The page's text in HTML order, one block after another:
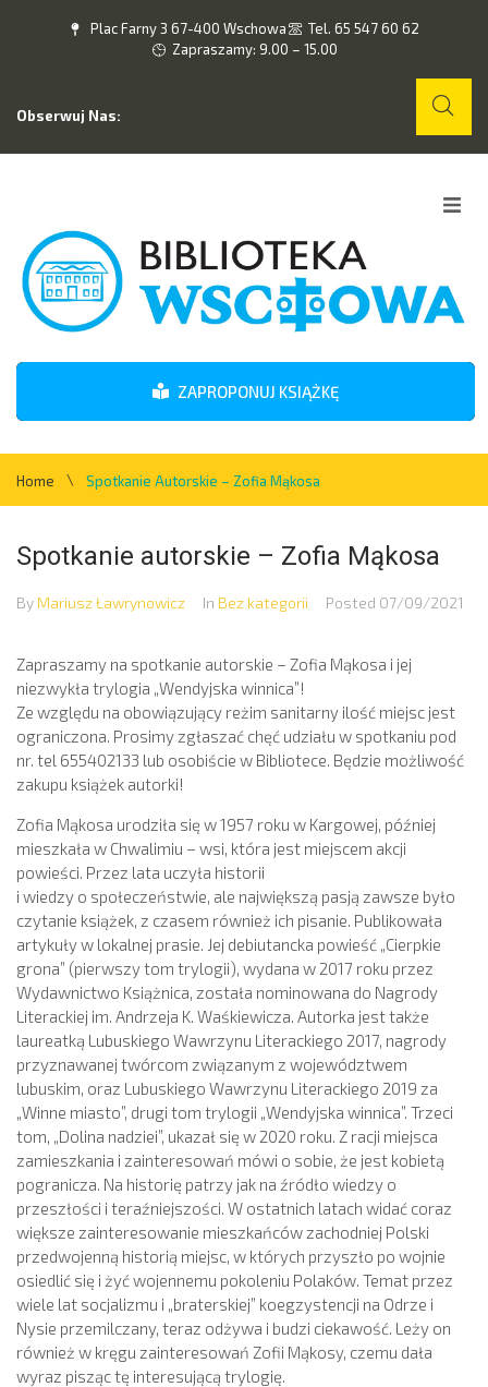
Plac Farny 3 67-400 Wschowa
Tel. 65 547 60 62
Zapraszamy: 9.00 – 15.00
Obserwuj Nas:
O nas
Wydarzenia
Kontakt
ZAPROPONUJ KSIĄŻKĘ
Home \ Spotkanie Autorskie – Zofia Mąkosa
Spotkanie autorskie – Zofia Mąkosa
By Mariusz Ławrynowicz In Bez kategorii Posted 07/09/2021
Zapraszamy na spotkanie autorskie – Zofia Mąkosa i jej
niezwykła trylogia „Wendyjska winnica”!
Ze względu na obowiązujący reżim sanitarny ilość miejsc jest
ograniczona. Prosimy zgłaszać chęć udziału w spotkaniu pod
nr. tel 655402133 lub osobiście w Bibliotece. Będzie możliwość
zakupu książek autorki!
Zofia Mąkosa urodziła się w 1957 roku w Kargowej, później
mieszkała w Chwalimiu – wsi, która jest miejscem akcji
powieści. Przez lata uczyła historii
i wiedzy o społeczeństwie, ale największą pasją zawsze było
czytanie książek, z czasem również ich pisanie. Publikowała
artykuły w lokalnej prasie. Jej debiutancka powieść „Cierpkie
grona” (pierwszy tom trylogii), wydana w 2017 roku przez
Wydawnictwo Książnica, została nominowana do Nagrody
Literackiej im. Andrzeja K. Waśkiewicza. Autorka jest także
laureatką Lubuskiego Wawrzynu Literackiego 2017, nagrody
przyznawanej twórcom związanym z województwem
lubuskim, oraz Lubuskiego Wawrzynu Literackiego 2019 za
„Winne miasto”, drugi tom trylogii „Wendyjska winnica”. Trzeci
tom, „Dolina nadziei”, ukazał się w 2020 roku. Z racji miejsca
zamieszkania i zainteresowań mówi o sobie, że jest kobietą
pogranicza. Na historię patrzy jak na źródło wiedzy o
przeszłości i teraźniejszości. W ostatnich latach widać coraz
większe zainteresowanie mieszkańców zachodniej Polski
przedwojenną historią miejsc, w których przyszło po wojnie
osiedlić się i żyć wojennemu pokoleniu Polaków. Temat przez
wiele lat socjalizmu i „braterskiej” koegzystencji na Odrze i
Nysie przemilczany, teraz odżywa i budzi ciekawość. Leży on
również w kręgu zainteresowań Zofii Mąkosy, czemu dała
wyraz pisząc tę interesującą trylogię.